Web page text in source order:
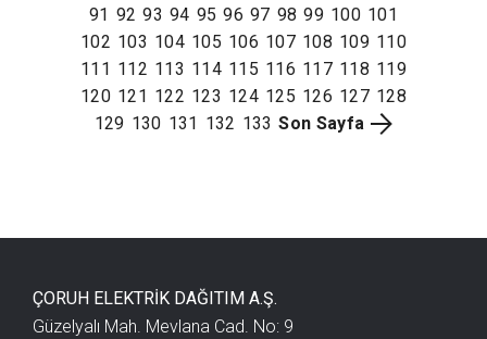
91 92 93 94 95 96 97 98 99 100 101
102 103 104 105 106 107 108 109 110
111 112 113 114 115 116 117 118 119
120 121 122 123 124 125 126 127 128
129 130 131 132 133 Son Sayfa
ÇORUH ELEKTRİK DAĞITIM A.Ş.
Güzelyalı Mah. Mevlana Cad. No: 9